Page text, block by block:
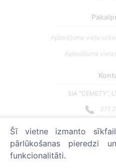
Apbedījuma vietu
Apbedījuma
SIA "CEMETY",
371
Strādājam
Šī vietne izmanto
pārlūkošanas pieredzi
funkcionalitāti.